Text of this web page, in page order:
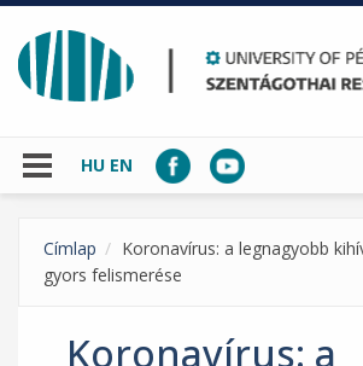
Skip to main content
HU EN
Címlap
Koronavírus: a legnagyobb
gyors felismerése
Koronavírus: a